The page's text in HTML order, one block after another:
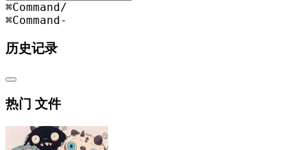
⌘Command/
⌘Command-
历史记录
热门 文件